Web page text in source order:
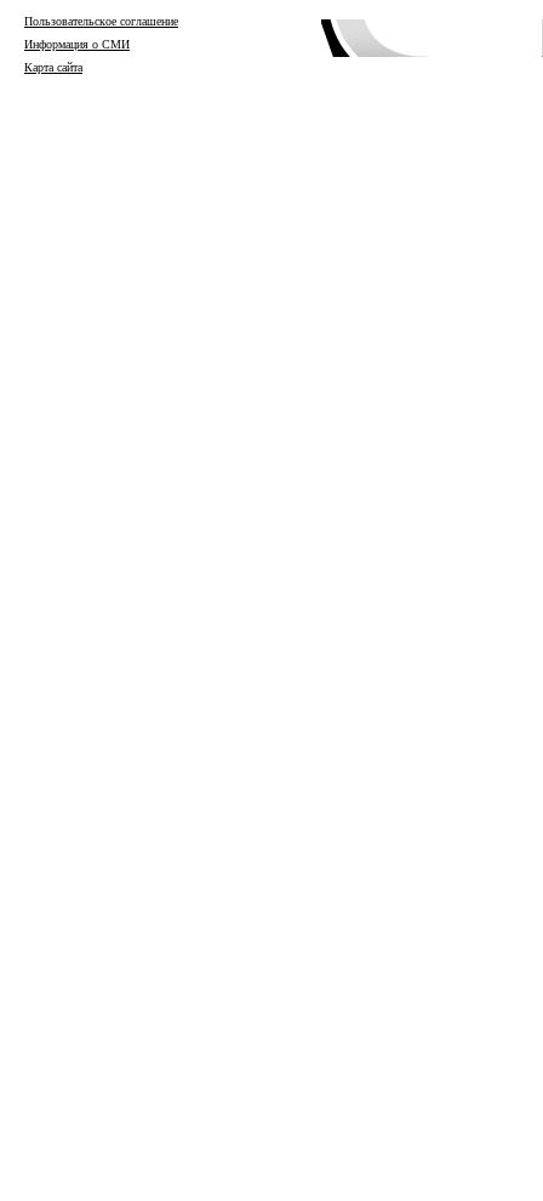
Пользовательское соглашение
Информация о СМИ
Карта сайта